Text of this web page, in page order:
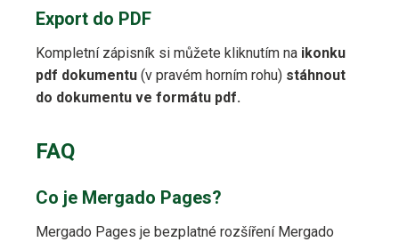
Export do PDF
Kompletní zápisník si můžete kliknutím na ikonku
pdf dokumentu (v pravém horním rohu) stáhnout
do dokumentu ve formátu pdf.
FAQ
Co je Mergado Pages?
Mergado Pages je bezplatné rozšíření Mergado